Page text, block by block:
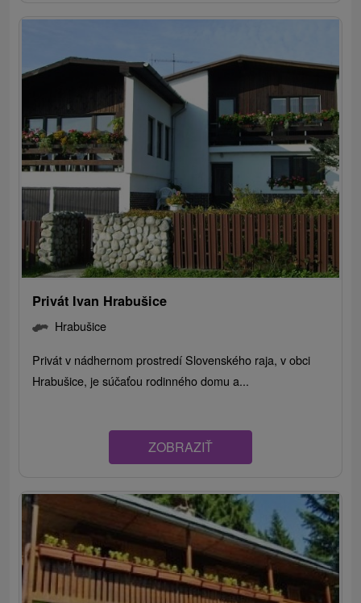
Privát Ivan Hrabušice
Hrabušice
Privát v nádhernom prostredí Slovenského raja, v obci
Hrabušice, je súčaťou rodinného domu a...
ZOBRAZIŤ